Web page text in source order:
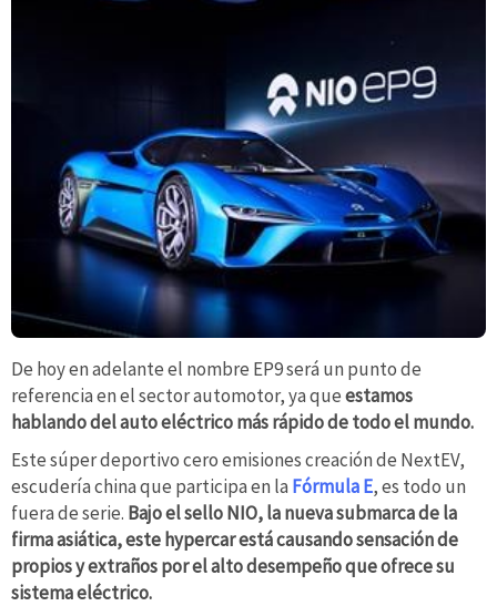
De hoy en adelante el nombre EP9 será un punto de
referencia en el sector automotor, ya queestamos
hablando del auto eléctrico más rápido de todo el mundo.
Este súper deportivo cero emisiones creación de NextEV,
escudería china que participa en la Fórmula E, es todo un
fuera de serie. Bajo el sello NIO, la nueva submarca de la
firma asiática, este hypercar está causando sensación de
propios y extraños por el alto desempeño que ofrece su
sistema eléctrico.